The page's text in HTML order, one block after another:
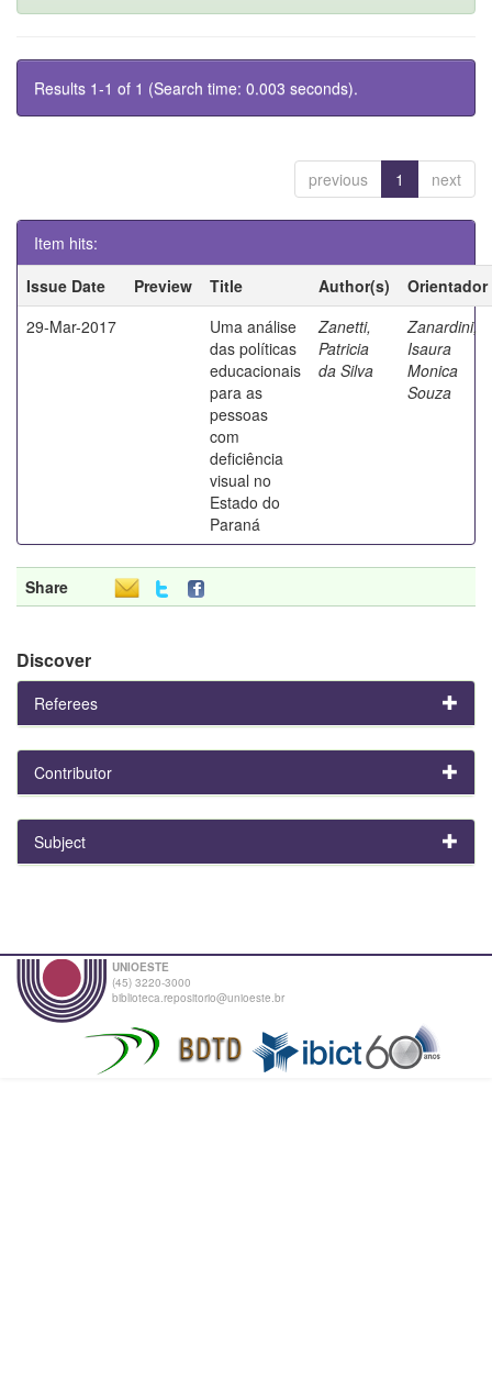
Results 1-1 of 1 (Search time: 0.003 seconds).
previous 1 next
Item hits:
Issue Date
Preview Title Author(s)
Orientador
29-Mar-2017
Uma análise
das políticas
educacionais
para as
pessoas
com
deficiência
visual no
Estado do
Paraná
Zanetti,
Patricia
da Silva
Zanardini,
Isaura
Monica
Souza
Share
Discover
Referees
Contributor
Subject
UNIOESTE
(45) 3220-3000
biblioteca.repositorio@unioeste.br